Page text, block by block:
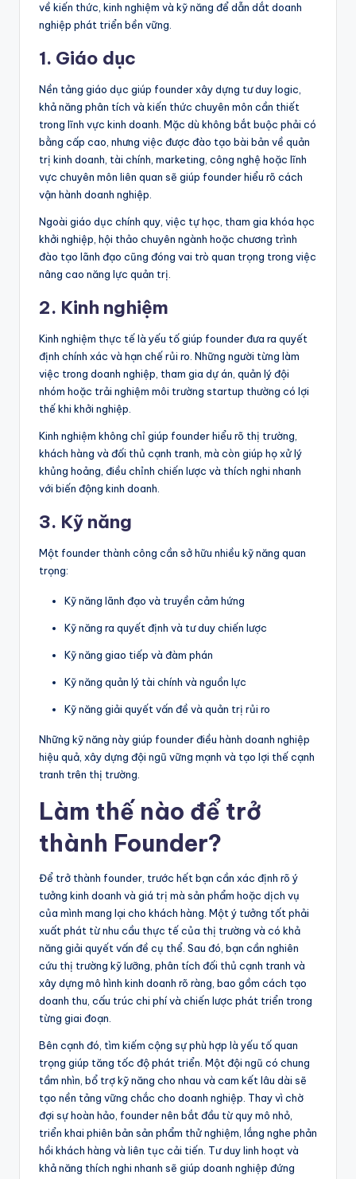
về kiến thức, kinh nghiệm và kỹ năng để dẫn dắt doanh
nghiệp phát triển bền vững.
1. Giáo dục
Nền tảng giáo dục giúp founder xây dựng tư duy logic,
khả năng phân tích và kiến thức chuyên môn cần thiết
trong lĩnh vực kinh doanh. Mặc dù không bắt buộc phải có
bằng cấp cao, nhưng việc được đào tạo bài bản về quản
trị kinh doanh, tài chính, marketing, công nghệ hoặc lĩnh
vực chuyên môn liên quan sẽ giúp founder hiểu rõ cách
vận hành doanh nghiệp.
Ngoài giáo dục chính quy, việc tự học, tham gia khóa học
khởi nghiệp, hội thảo chuyên ngành hoặc chương trình
đào tạo lãnh đạo cũng đóng vai trò quan trọng trong việc
nâng cao năng lực quản trị.
2. Kinh nghiệm
Kinh nghiệm thực tế là yếu tố giúp founder đưa ra quyết
định chính xác và hạn chế rủi ro. Những người từng làm
việc trong doanh nghiệp, tham gia dự án, quản lý đội
nhóm hoặc trải nghiệm môi trường startup thường có lợi
thế khi khởi nghiệp.
Kinh nghiệm không chỉ giúp founder hiểu rõ thị trường,
khách hàng và đối thủ cạnh tranh, mà còn giúp họ xử lý
khủng hoảng, điều chỉnh chiến lược và thích nghi nhanh
với biến động kinh doanh.
3. Kỹ năng
Một founder thành công cần sở hữu nhiều kỹ năng quan
trọng:
Kỹ năng lãnh đạo và truyền cảm hứng
Kỹ năng ra quyết định và tư duy chiến lược
Kỹ năng giao tiếp và đàm phán
Kỹ năng quản lý tài chính và nguồn lực
Kỹ năng giải quyết vấn đề và quản trị rủi ro
Những kỹ năng này giúp founder điều hành doanh nghiệp
hiệu quả, xây dựng đội ngũ vững mạnh và tạo lợi thế cạnh
tranh trên thị trường.
Làm thế nào để trở
thành Founder?
Để trở thành founder, trước hết bạn cần xác định rõ ý
tưởng kinh doanh và giá trị mà sản phẩm hoặc dịch vụ
của mình mang lại cho khách hàng. Một ý tưởng tốt phải
xuất phát từ nhu cầu thực tế của thị trường và có khả
năng giải quyết vấn đề cụ thể. Sau đó, bạn cần nghiên
cứu thị trường kỹ lưỡng, phân tích đối thủ cạnh tranh và
xây dựng mô hình kinh doanh rõ ràng, bao gồm cách tạo
doanh thu, cấu trúc chi phí và chiến lược phát triển trong
từng giai đoạn.
Bên cạnh đó, tìm kiếm cộng sự phù hợp là yếu tố quan
trọng giúp tăng tốc độ phát triển. Một đội ngũ có chung
tầm nhìn, bổ trợ kỹ năng cho nhau và cam kết lâu dài sẽ
tạo nền tảng vững chắc cho doanh nghiệp. Thay vì chờ
đợi sự hoàn hảo, founder nên bắt đầu từ quy mô nhỏ,
triển khai phiên bản sản phẩm thử nghiệm, lắng nghe phản
hồi khách hàng và liên tục cải tiến. Tư duy linh hoạt và
khả năng thích nghi nhanh sẽ giúp doanh nghiệp đứng